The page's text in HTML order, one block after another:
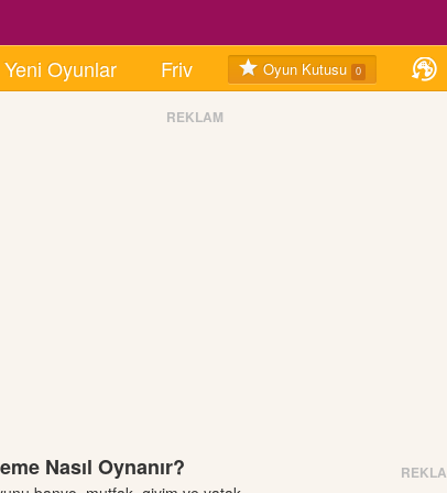
Yeni Oyunlar Friv Oyun Kutusu 0
REKLAM
Nasıl Oynanır?